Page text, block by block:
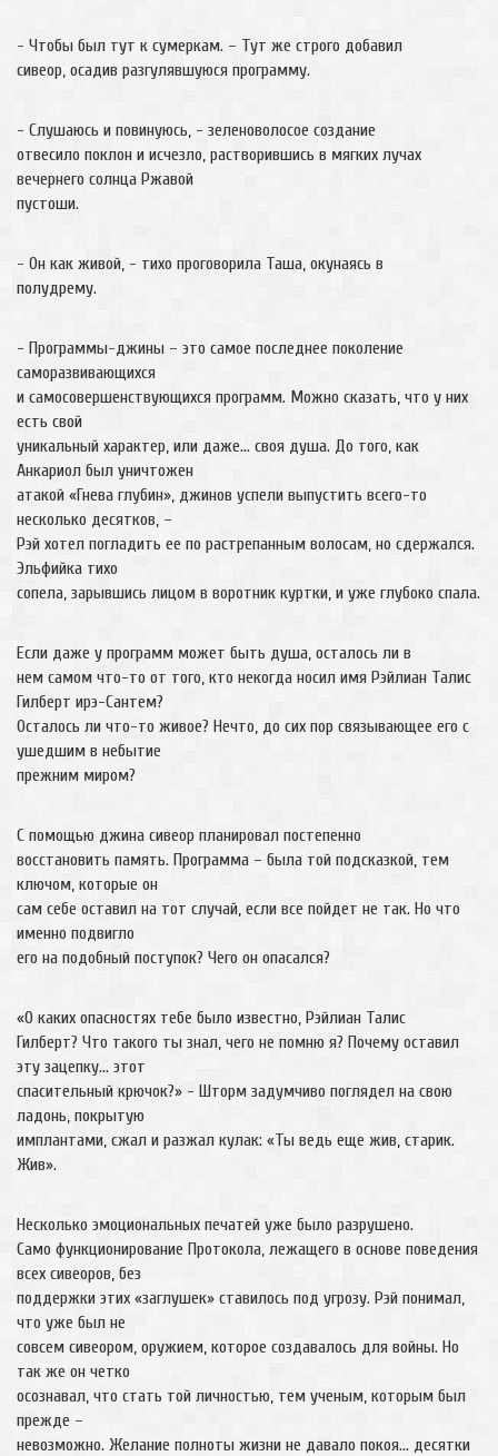
- Чтобы был тут к сумеркам. – Тут же строго добавил
сивеор, осадив разгулявшуюся программу.
- Слушаюсь и повинуюсь, - зеленоволосое создание
отвесило поклон и исчезло, растворившись в мягких лучах
вечернего солнца Ржавой
пустоши.
- Он как живой, - тихо проговорила Таша, окунаясь в
полудрему.
- Программы-джины – это самое последнее поколение
саморазвивающихся
и самосовершенствующихся программ. Можно сказать, что у них
есть свой
уникальный характер, или даже… своя душа. До того, как
Анкариол был уничтожен
атакой «Гнева глубин», джинов успели выпустить всего-то
несколько десятков, –
Рэй хотел погладить ее по растрепанным волосам, но сдержался.
Эльфийка тихо
сопела, зарывшись лицом в воротник куртки, и уже глубоко спала.
Если даже у программ может быть душа, осталось ли в
нем самом что-то от того, кто некогда носил имя Рэйлиан Талис
Гилберт ирэ-Сантем?
Осталось ли что-то живое? Нечто, до сих пор связывающее его с
ушедшим в небытие
прежним миром?
С помощью джина сивеор планировал постепенно
восстановить память. Программа – была той подсказкой, тем
ключом, которые он
сам себе оставил на тот случай, если все пойдет не так. Но что
именно подвигло
его на подобный поступок? Чего он опасался?
«О каких опасностях тебе было известно, Рэйлиан Талис
Гилберт? Что такого ты знал, чего не помню я? Почему оставил
эту зацепку… этот
спасительный крючок?» - Шторм задумчиво поглядел на свою
ладонь, покрытую
имплантами, сжал и разжал кулак: «Ты ведь еще жив, старик.
Жив».
Несколько эмоциональных печатей уже было разрушено.
Само функционирование Протокола, лежащего в основе поведения
всех сивеоров, без
поддержки этих «заглушек» ставилось под угрозу. Рэй понимал,
что уже был не
совсем сивеором, оружием, которое создавалось для войны. Но
так же он четко
осознавал, что стать той личностью, тем ученым, которым был
прежде –
невозможно. Желание полноты жизни не давало покоя… десятки